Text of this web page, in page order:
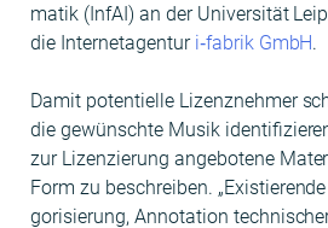
matik (InfAI) an der Uni­ver­sität
die Inter­ne­ta­gen­tur i‑fabrik GmbH.
Damit poten­tielle Lizen­znehmer
die gewün­schte Musik
zur Lizen­zierung ange­botene
Form zu beschreiben.
gorisierung, Anno­ta­tion